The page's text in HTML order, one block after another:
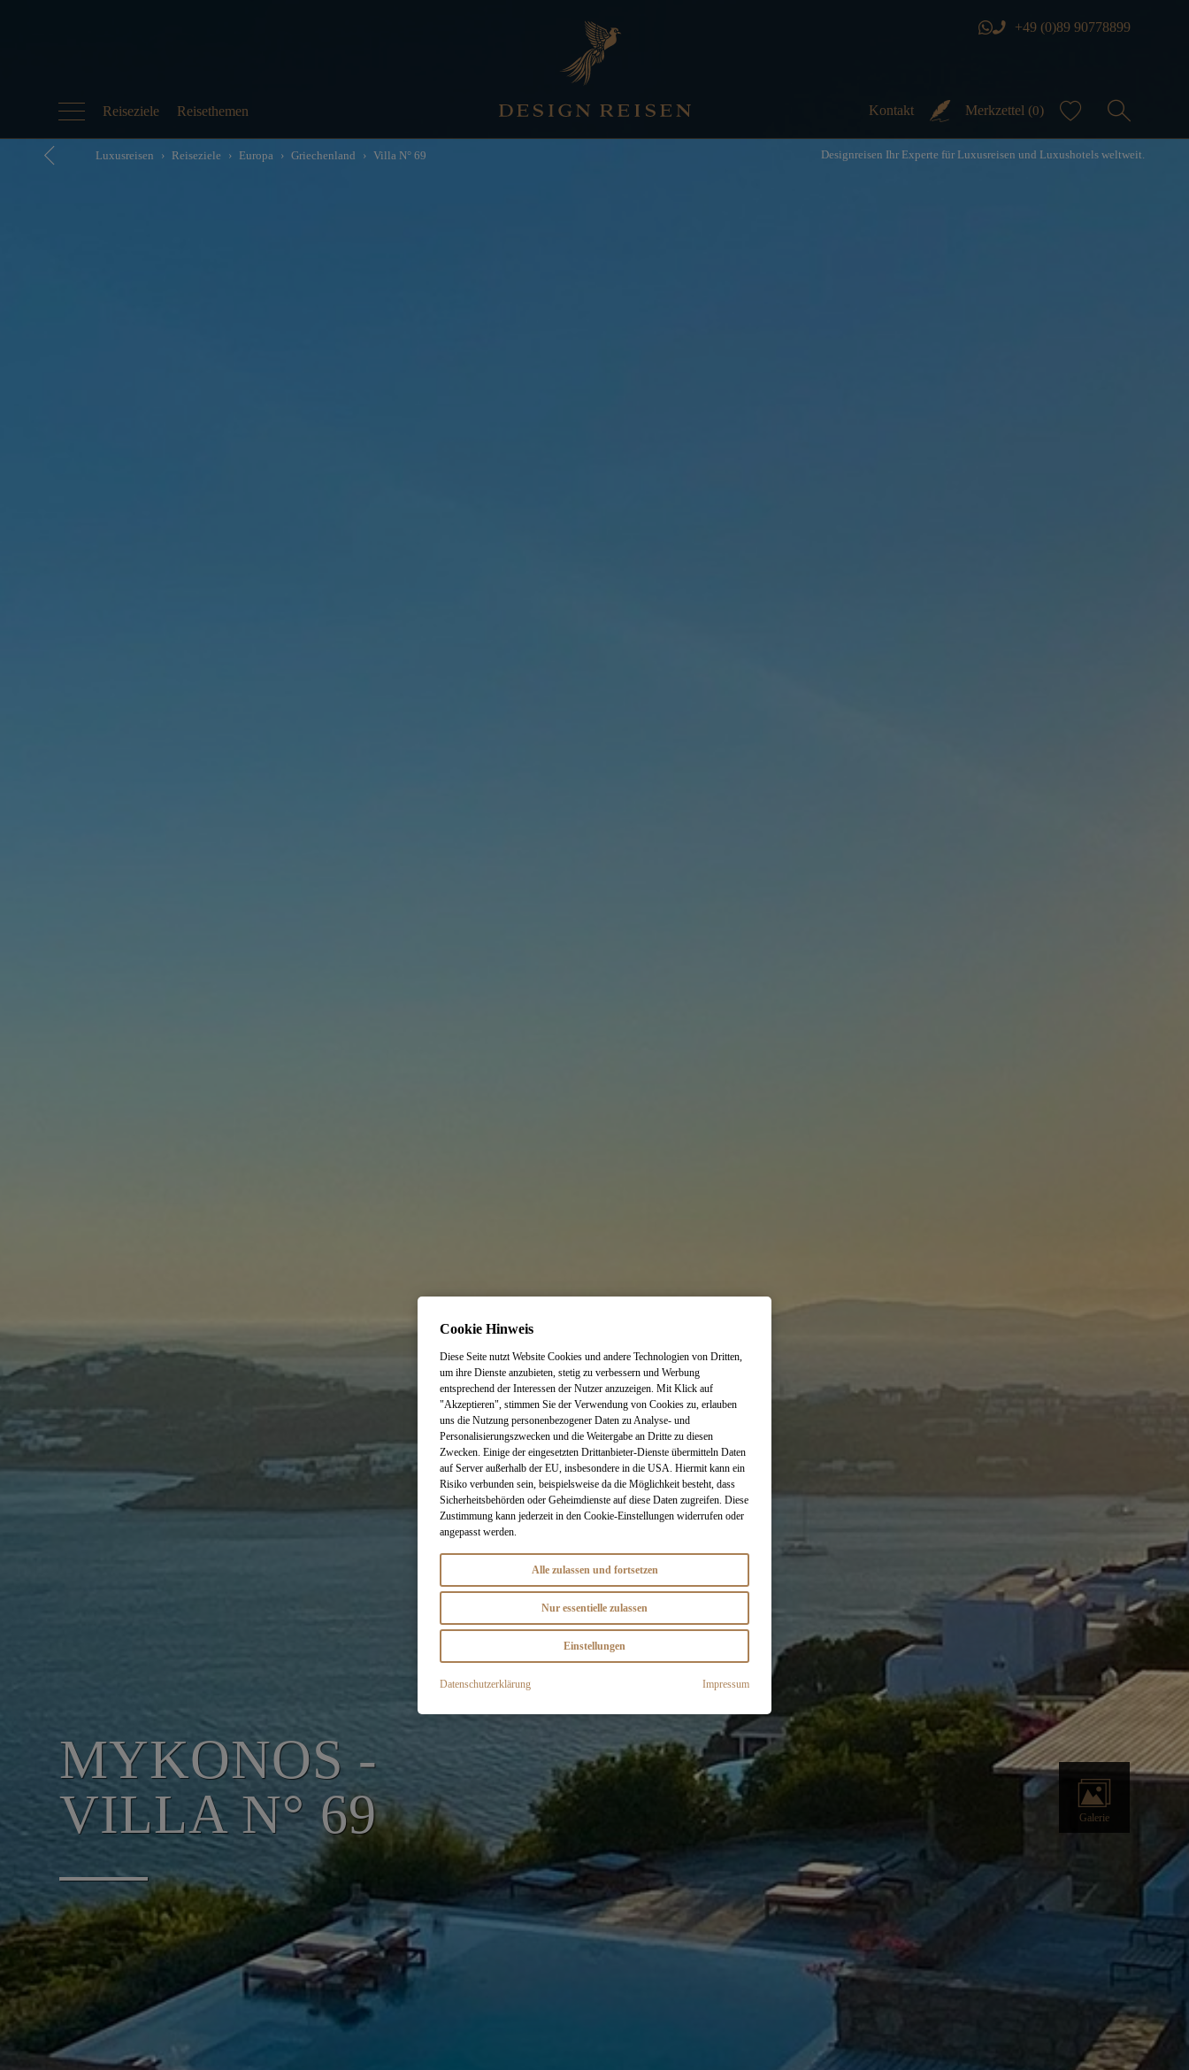
Reiseziele Reisethemen
+49 (0)89 90778899
Kontakt Merkzettel (0)
Luxusreisen Reiseziele Europa Griechenland Villa N° 69 Designreisen Ihr Experte für Luxusreisen und Luxushotels weltweit.
MYKONOS -
VILLA N° 69
Cookie Hinweis
Diese Seite nutzt Website Cookies und andere Technologien von Dritten,
um ihre Dienste anzubieten, stetig zu verbessern und Werbung
entsprechend der Interessen der Nutzer anzuzeigen. Mit Klick auf
"Akzeptieren", stimmen Sie der Verwendung von Cookies zu, erlauben
uns die Nutzung personenbezogener Daten zu Analyse- und
Personalisierungszwecken und die Weitergabe an Dritte zu diesen
Zwecken. Einige der eingesetzten Drittanbieter-Dienste übermitteln Daten
auf Server außerhalb der EU, insbesondere in die USA. Hiermit kann ein
Risiko verbunden sein, beispielsweise da die Möglichkeit besteht, dass
Sicherheitsbehörden oder Geheimdienste auf diese Daten zugreifen. Diese
Zustimmung kann jederzeit in den Cookie-Einstellungen widerrufen oder
angepasst werden.
Alle zulassen und fortsetzen
Nur essentielle zulassen
Einstellungen
Datenschutzerklärung Impressum